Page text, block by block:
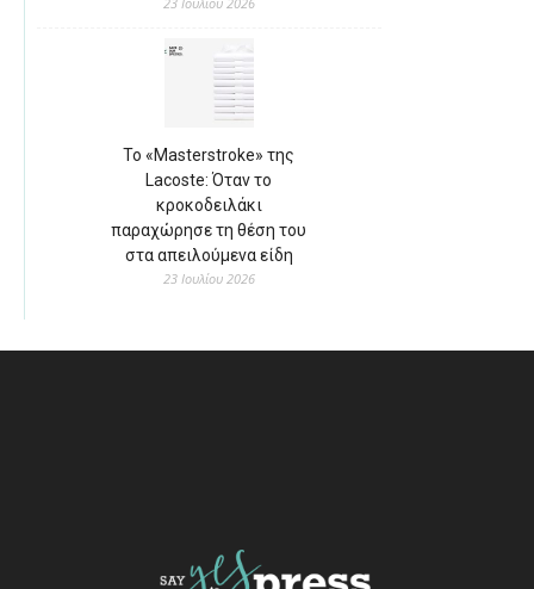
Το «Masterstroke» της
Lacoste: Όταν το
κροκοδειλάκι
παραχώρησε τη θέση του
στα απειλούμενα είδη
23 Ιουλίου 2026